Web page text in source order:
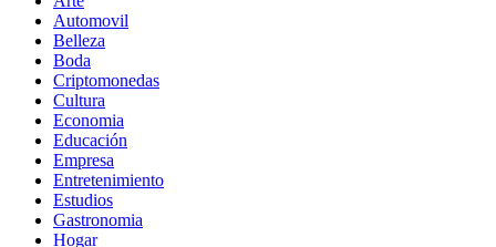
Automovil
Belleza
Boda
Criptomonedas
Cultura
Economia
Educación
Empresa
Entretenimiento
Estudios
Gastronomia
Hogar